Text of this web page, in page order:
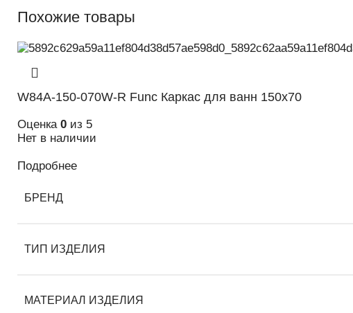
Похожие товары
W84A-150-070W-R Func Каркас для ванн 150х70
Оценка 0 из 5
Нет в наличии
Подробнее
БРЕНД
ТИП ИЗДЕЛИЯ
МАТЕРИАЛ ИЗДЕЛИЯ